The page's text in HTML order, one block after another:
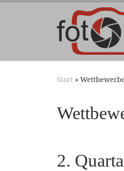
Zum Inhalt springen
Start »
2.